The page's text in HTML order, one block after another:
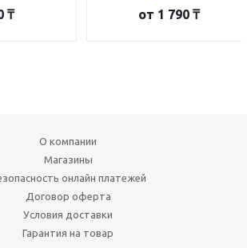
₸ от 1 790 ₸
О компании
Магазины
онлайн платежей
Договор оферта
Условия доставки
Гарантия на товар